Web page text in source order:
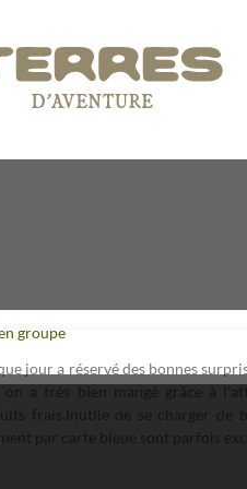
groupe
jour a réservé des bonnes